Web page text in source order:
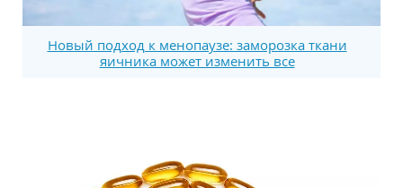
Новый подход к менопаузе: заморозка ткани
яичника может изменить все